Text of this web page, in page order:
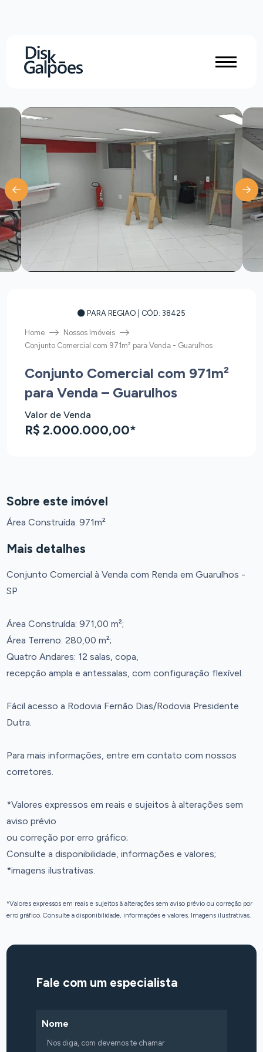
PARA REGIAO | CÓD: 38425
Home
Nossos Imóveis
Conjunto Comercial com 971m² para Venda - Guarulhos
Conjunto Comercial com 971m²
para Venda – Guarulhos
Valor de Venda
R$ 2.000.000,00*
Sobre este imóvel
Área Construída: 971m²
Mais detalhes
Conjunto Comercial à Venda com Renda em Guarulhos -
SP
Área Construída: 971,00 m²;
Área Terreno: 280,00 m²;
Quatro Andares: 12 salas, copa,
recepção ampla e antessalas, com configuração flexível.
Fácil acesso a Rodovia Fernão Dias/Rodovia Presidente
Dutra.
Para mais informações, entre em contato com nossos
corretores.
*Valores expressos em reais e sujeitos à alterações sem
aviso prévio
ou correção por erro gráfico;
Consulte a disponibilidade, informações e valores;
*imagens ilustrativas.
*Valores expressos em reais e sujeitos à alterações sem aviso prévio ou correção por
erro gráfico. Consulte a disponibilidade, informações e valores. Imagens ilustrativas.
Fale com um especialista
Nome